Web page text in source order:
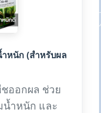
ำหนัก (สำหรับผล
ออกผล ช่วย
น้ำหนัก และ